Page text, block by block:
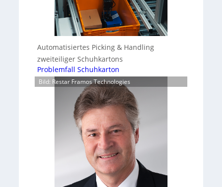
Automatisiertes Picking & Handling
zweiteiliger Schuhkartons
Problemfall Schuhkarton
Bild: Restar Framos Technologies